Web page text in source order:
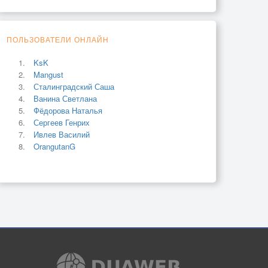
ПОЛЬЗОВАТЕЛИ ОНЛАЙН
KsK
Mangust
Сталинградский Саша
Ванина Светлана
Фёдорова Наталья
Сергеев Генрих
Ивлев Василий
OrangutanG